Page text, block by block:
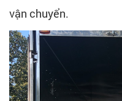
vận chuyển.